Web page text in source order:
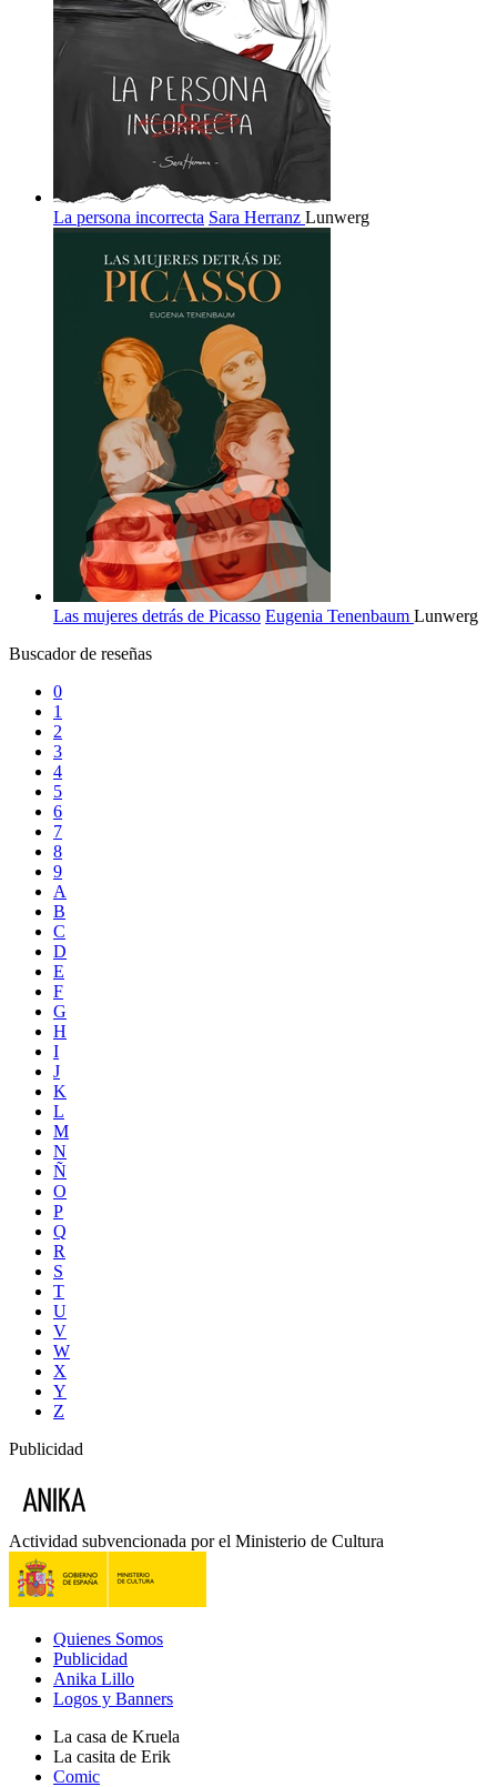
La persona incorrecta Sara Herranz Lunwerg
Las mujeres detrás de Picasso Eugenia Tenenbaum Lunwerg
Buscador de reseñas
0
1
2
3
4
5
6
7
8
9
A
B
C
D
E
F
G
H
I
J
K
L
M
N
Ñ
O
P
Q
R
S
T
U
V
W
X
Y
Z
Publicidad
Actividad subvencionada por el Ministerio de Cultura
Quienes Somos
Publicidad
Anika Lillo
Logos y Banners
La casa de Kruela
La casita de Erik
Comic